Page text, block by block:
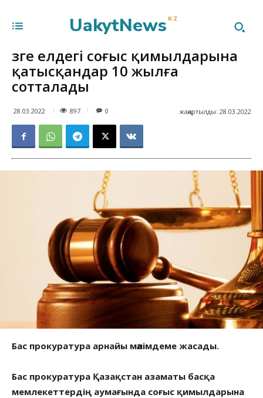
UakytNews KZ
Өзге елдегі соғыс қимылдарына
қатысқандар 10 жылға
сотталады
28.03.2022 897 жаңартылды: 28.03.2022
0
Бас прокуратура арнайы мәлімдеме жасады.
Бас прокуратура Қазақстан азаматы басқа
мемлекеттердің аумағында соғыс қимылдарына